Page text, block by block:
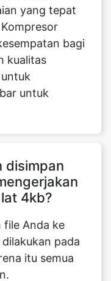
kualitas
untuk
Anda ke
pada
itu semua